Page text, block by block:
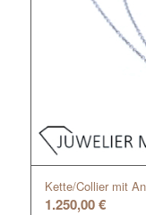
Kette/Collier mit
1.250,00€